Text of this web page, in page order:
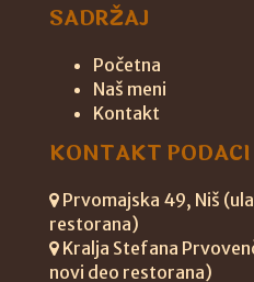
SADRŽAJ
Početna
Naš meni
Kontakt
KONTAKT PODACI
Prvomajska 49, Niš
restorana)
Kralja Stefana
novi deo restorana)